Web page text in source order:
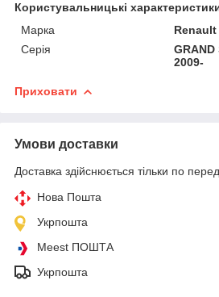
Користувальницькі
Марка
Renault
Серія
GRAND
2009-
Приховати
Умови доставки
Доставка здійснюється тільки по
Нова Пошта
Укрпошта
Meest ПОШТА
Укрпошта